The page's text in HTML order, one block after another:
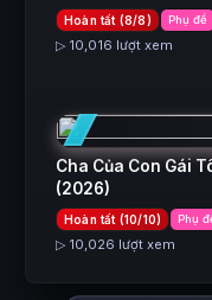
Hoàn tất (8/8) Phụ đề
▷ 10,016 lượt xem
7
Cha Của Con Gái
(2026)
Hoàn tất (10/10) Phụ
▷ 10,026 lượt xem